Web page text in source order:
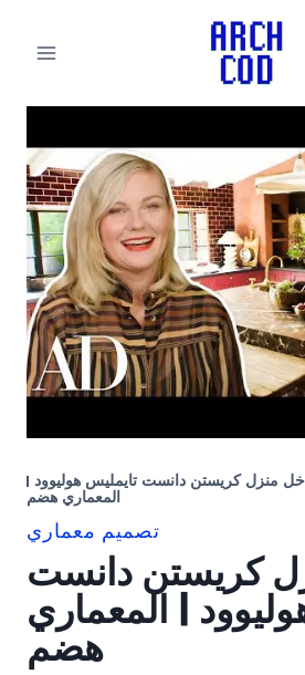
منزل كريستن دانست تايمليس هوليوود |
المعماري هضم
تصميم معماري
كريستن دانست
| المعماري
هضم